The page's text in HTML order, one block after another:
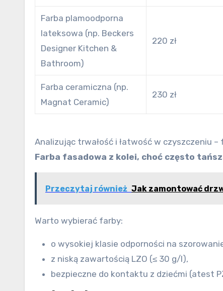
Farba plamoodporna
lateksowa (np. Beckers
Designer Kitchen &
Bathroom)
220 zł
Farba ceramiczna (np.
Magnat Ceramic)
230 zł
Analizując trwałość i łatwość w czyszczeniu
Farba fasadowa z kolei, choć często
Przeczytaj również Jak zamontować
Warto wybierać farby:
o wysokiej klasie odporności na
z niską zawartością LZO (≤ 30 g/l),
bezpieczne do kontaktu z dziećmi (atest